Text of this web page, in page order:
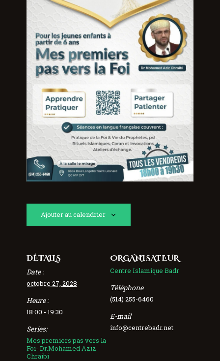
Ajouter au calendrier
DÉTAILS
Date :
octobre 27, 2028
Heure :
18:00 - 19:30
Series:
Mes premiers pas vers la
Foi- Dr.Mohamed Aziz
Chraibi
ORGANISATEUR
Centre Islamique Badr
Téléphone
(514) 255-6460
E-mail
info@centrebadr.net